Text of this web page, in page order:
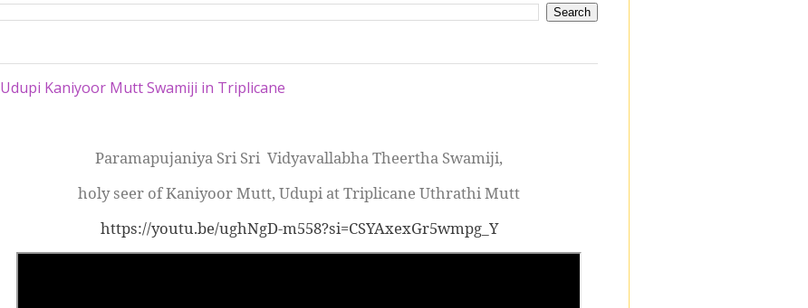
Udupi Kaniyoor Mutt Swamiji in Triplicane
Paramapujaniya Sri Sri Vidyavallabha Theertha Swamiji,
holy seer of Kaniyoor Mutt, Udupi at Triplicane Uthrathi Mutt
https://youtu.be/ughNgD-m558?si=CSYAxexGr5wmpg_Y